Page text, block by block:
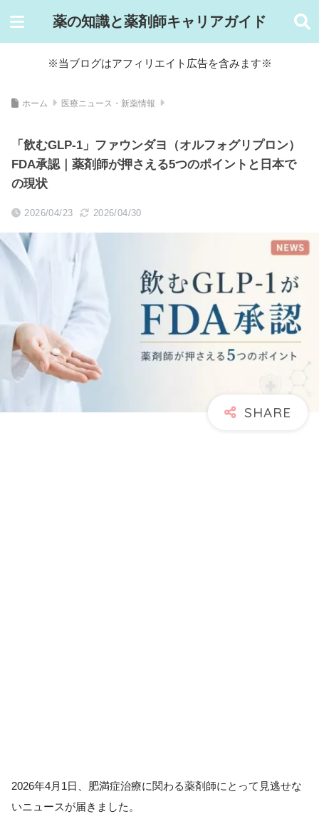
薬の知識と薬剤師キャリアガイド
※当ブログはアフィリエイト広告を含みます※
ホーム 医療ニュース・新薬情報
「飲むGLP-1」ファウンダヨ（オルフォグリプロン）
FDA承認｜薬剤師が押さえる5つのポイントと日本で
の現状
2026/04/23 2026/04/30
2026年4月1日、肥満症治療に関わる薬剤師にとって見逃せな
いニュースが届きました。